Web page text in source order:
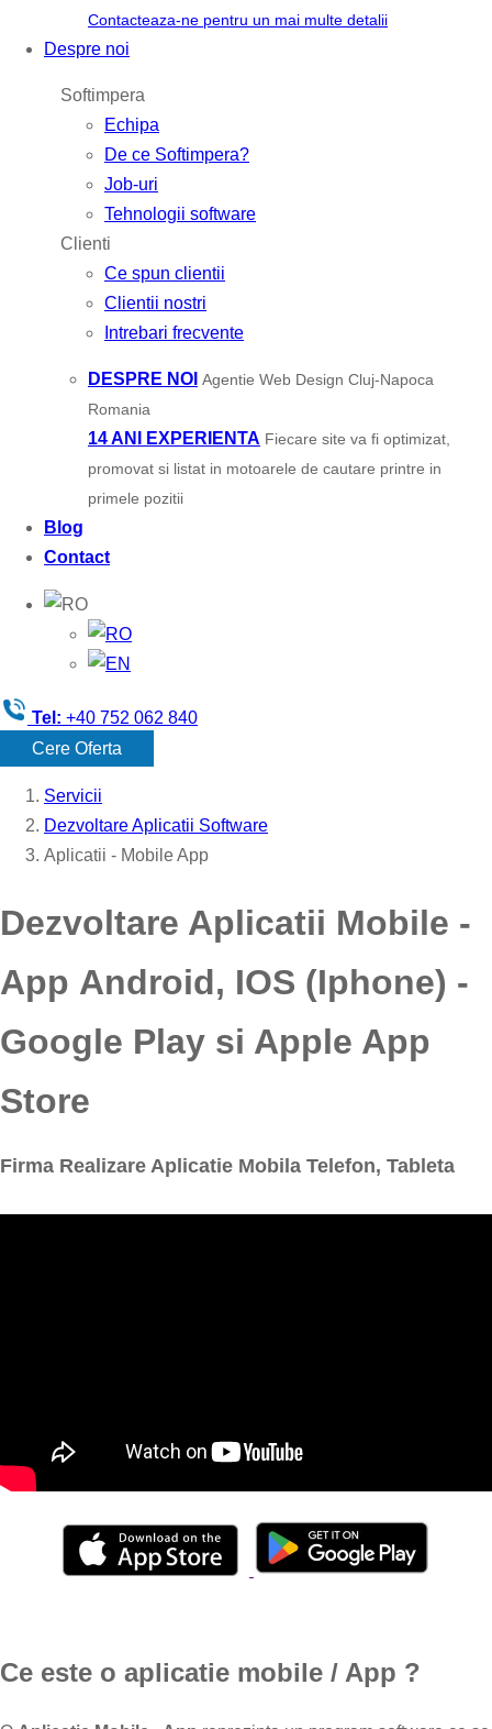
Contacteaza-ne pentru un mai multe detalii
Despre noi
Softimpera
Echipa
De ce Softimpera?
Job-uri
Tehnologii software
Clienti
Ce spun clientii
Clientii nostri
Intrebari frecvente
DESPRE NOI Agentie Web Design Cluj-Napoca
Romania
14 ANI EXPERIENTA Fiecare site va fi optimizat,
promovat si listat in motoarele de cautare printre in
primele pozitii
Blog
Contact
Tel: +40 752 062 840
Cere Oferta
Servicii
Dezvoltare Aplicatii Software
Aplicatii - Mobile App
Dezvoltare Aplicatii Mobile -
App Android, IOS (Iphone) -
Google Play si Apple App
Store
Firma Realizare Aplicatie Mobila Telefon, Tableta
Ce este o aplicatie mobile / App ?